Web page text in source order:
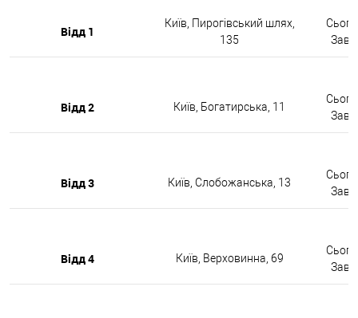
Відд 1
Київ, Пирогівський шлях,
135
Відд 2 Київ, Богатирська, 11
Відд 3 Київ, Слобожанська, 13
Відд 4 Київ, Верховинна, 69